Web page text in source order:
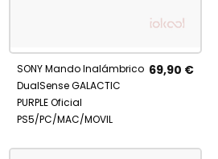
SONY Mando Inalámbrico
DualSense GALACTIC
PURPLE Oficial
PS5/PC/MAC/MOVIL
69,90 €
A
FAVORITOS